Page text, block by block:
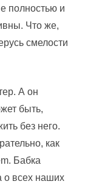
полностью и
Что же,
смелости
А он
быть,
без него.
как
Бабка
о всех наших